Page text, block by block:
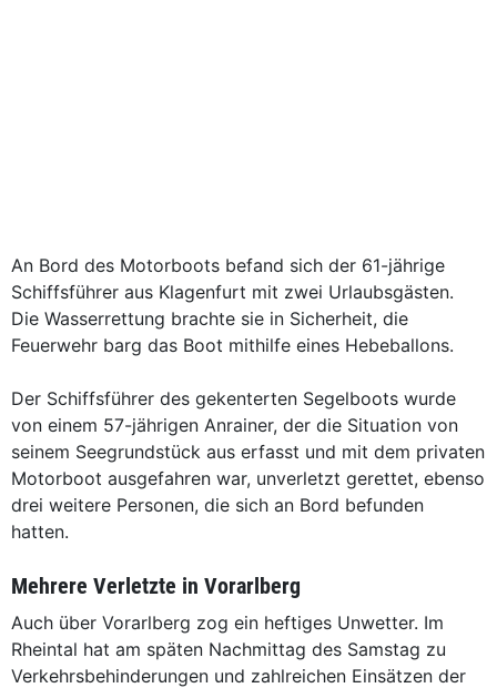
An Bord des Motorboots befand sich der 61-jährige
Schiffsführer aus Klagenfurt mit zwei Urlaubsgästen.
Die Wasserrettung brachte sie in Sicherheit, die
Feuerwehr barg das Boot mithilfe eines Hebeballons.
Der Schiffsführer des gekenterten Segelboots wurde
von einem 57-jährigen Anrainer, der die Situation von
seinem Seegrundstück aus erfasst und mit dem privaten
Motorboot ausgefahren war, unverletzt gerettet, ebenso
drei weitere Personen, die sich an Bord befunden
hatten.
Mehrere Verletzte in Vorarlberg
Auch über Vorarlberg zog ein heftiges Unwetter. Im
Rheintal hat am späten Nachmittag des Samstag zu
Verkehrsbehinderungen und zahlreichen Einsätzen der